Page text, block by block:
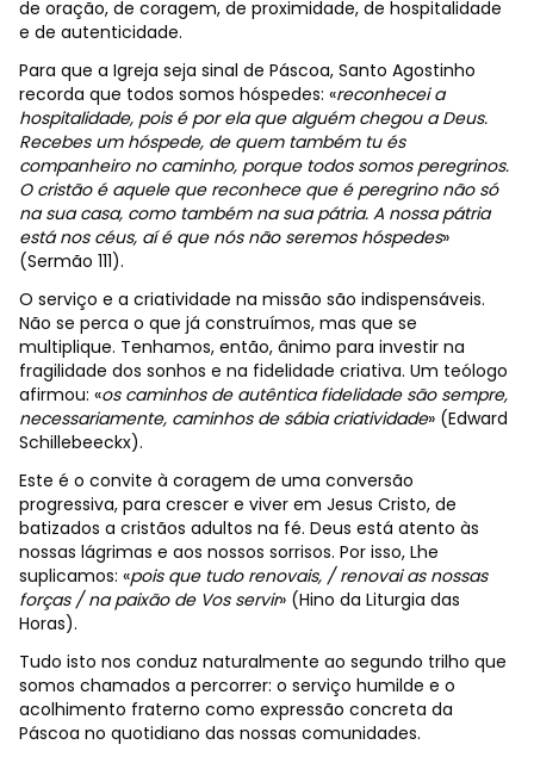
de oração, de coragem, de proximidade, de hospitalidade
e de autenticidade.
Para que a Igreja seja sinal de Páscoa, Santo Agostinho
recorda que todos somos hóspedes: «reconhecei a
hospitalidade, pois é por ela que alguém chegou a Deus.
Recebes um hóspede, de quem também tu és
companheiro no caminho, porque todos somos peregrinos.
O cristão é aquele que reconhece que é peregrino não só
na sua casa, como também na sua pátria. A nossa pátria
está nos céus, aí é que nós não seremos hóspedes»
(Sermão 111).
O serviço e a criatividade na missão são indispensáveis.
Não se perca o que já construímos, mas que se
multiplique. Tenhamos, então, ânimo para investir na
fragilidade dos sonhos e na fidelidade criativa. Um teólogo
afirmou: «os caminhos de autêntica fidelidade são sempre,
necessariamente, caminhos de sábia criatividade» (Edward
Schillebeeckx).
Este é o convite à coragem de uma conversão
progressiva, para crescer e viver em Jesus Cristo, de
batizados a cristãos adultos na fé. Deus está atento às
nossas lágrimas e aos nossos sorrisos. Por isso, Lhe
suplicamos: «pois que tudo renovais, / renovai as nossas
forças / na paixão de Vos servir» (Hino da Liturgia das
Horas).
Tudo isto nos conduz naturalmente ao segundo trilho que
somos chamados a percorrer: o serviço humilde e o
acolhimento fraterno como expressão concreta da
Páscoa no quotidiano das nossas comunidades.